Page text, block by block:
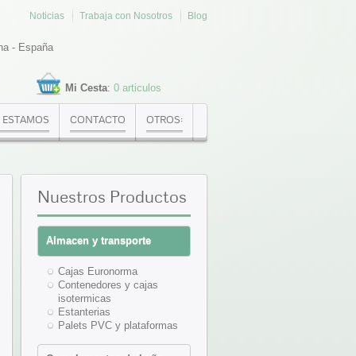
Noticias Trabaja con Nosotros Blog
- España
Mi Cesta: 0 articulos
CONTACTO OTROS:
Nuestros Productos
Almacen y transporte
Cajas Euronorma
Contenedores y cajas
isotermicas
Estanterias
Palets PVC y plataformas